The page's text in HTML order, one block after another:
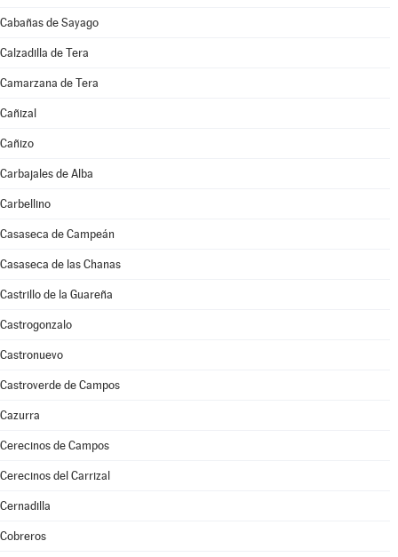
Cabañas de Sayago
Calzadilla de Tera
Camarzana de Tera
Cañizal
Cañizo
Carbajales de Alba
Carbellino
Casaseca de Campeán
Casaseca de las Chanas
Castrillo de la Guareña
Castrogonzalo
Castronuevo
Castroverde de Campos
Cazurra
Cerecinos de Campos
Cerecinos del Carrizal
Cernadilla
Cobreros